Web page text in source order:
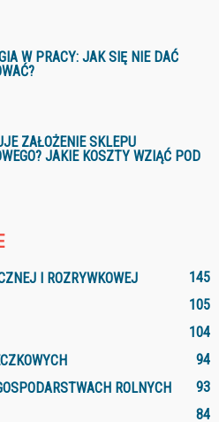
W PRACY: JAK SIĘ NIE DAĆ
ZAŁOŻENIE SKLEPU
JAKIE KOSZTY WZIĄĆ POD
I ROZRYWKOWEJ
145
105
104
94
ROLNYCH
93
84